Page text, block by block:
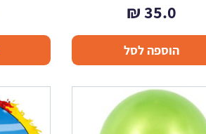
35.0
₪
הוספה לסל